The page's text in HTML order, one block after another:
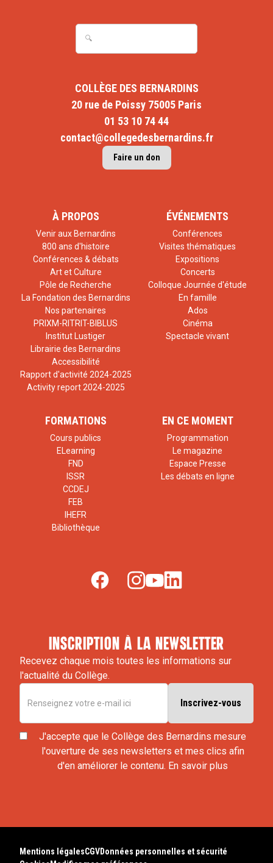
COLLÈGE DES BERNARDINS
20 rue de Poissy 75005 Paris
01 53 10 74 44
contact@collegedesbernardins.fr
Faire un don
À PROPOS
Venir aux Bernardins
800 ans d'histoire
Conférences & débats
Art et Culture
Pôle de Recherche
La Fondation des Bernardins
Nos partenaires
PRIXM-RITRIT-BIBLUS
Institut Lustiger
Librairie des Bernardins
Accessibilité
Rapport d'activité 2024-2025
Activity report 2024-2025
ÉVÉNEMENTS
Conférences
Visites thématiques
Expositions
Concerts
Colloque Journée d'étude
En famille
Ados
Cinéma
Spectacle vivant
FORMATIONS
Cours publics
ELearning
FND
ISSR
CCDEJ
FEB
IHEFR
Bibliothèque
EN CE MOMENT
Programmation
Le magazine
Espace Presse
Les débats en ligne
inscription à la newsletter
Recevez chaque mois toutes les informations sur
l'actualité du Collège.
J'accepte que le Collège des Bernardins mesure
l'ouverture de ses newsletters et mes clics afin
d'en améliorer le contenu. En savoir plus
Mentions légalesCGVDonnées personnelles et sécurité